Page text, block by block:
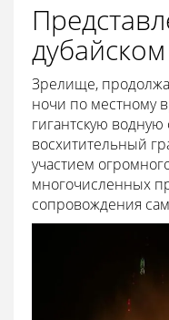
Зрелище,
ночи по местному
гигантскую
восхитительный
участием
многочисленных
сопровождения